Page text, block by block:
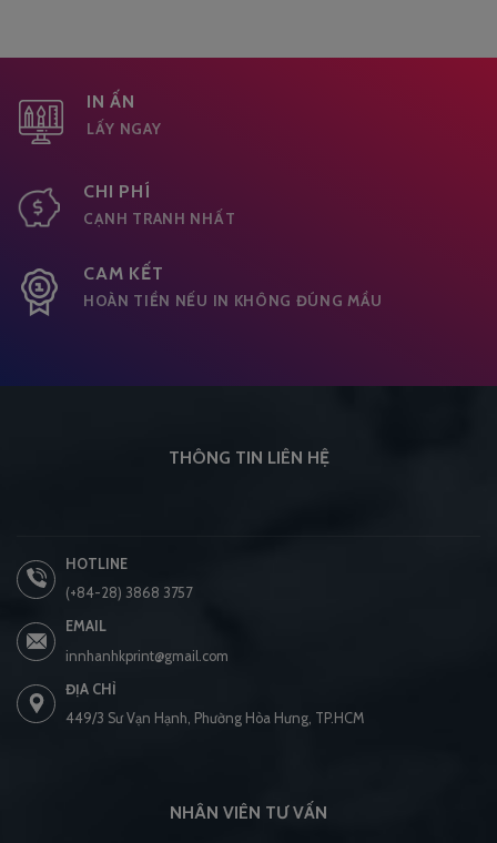
IN ẤN
LẤY NGAY
CHI PHÍ
CẠNH TRANH NHẤT
CAM KẾT
HOÀN TIỀN NẾU IN KHÔNG ĐÚNG MẦU
THÔNG TIN LIÊN HỆ
HOTLINE
(+84-28) 3868 3757
EMAIL
innhanhkprint@gmail.com
ĐỊA CHỈ
449/3 Sư Vạn Hạnh, Phường Hòa Hưng, TP.HCM
NHÂN VIÊN TƯ VẤN